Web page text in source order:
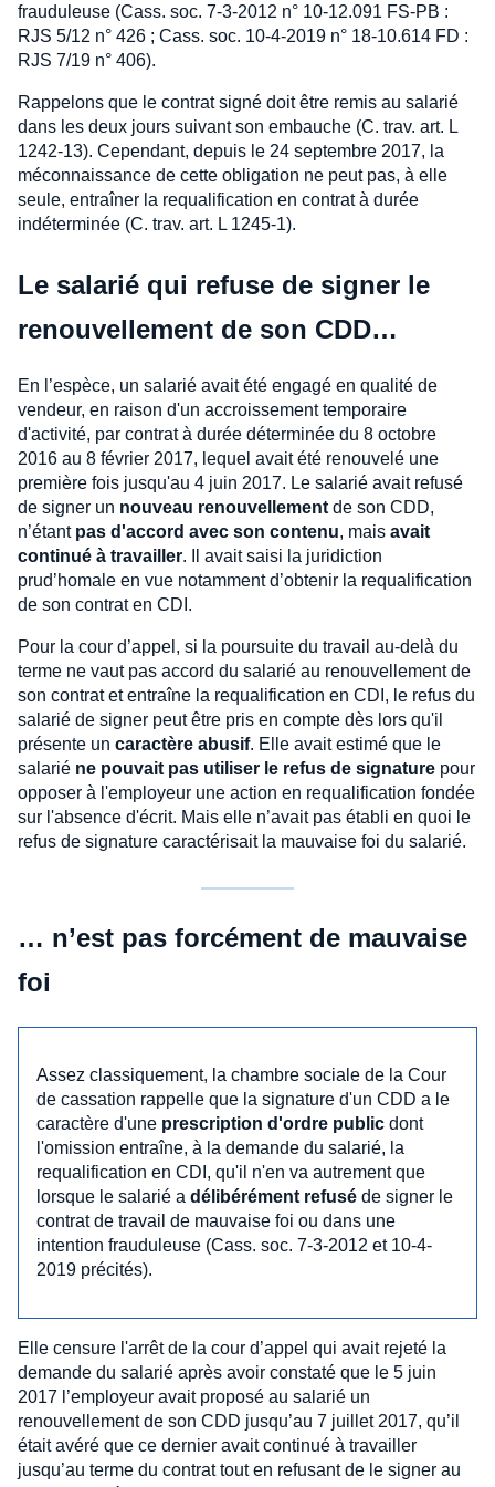
frauduleuse (Cass. soc. 7-3-2012 n° 10-12.091 FS-PB :
RJS 5/12 n° 426 ; Cass. soc. 10-4-2019 n° 18-10.614 FD :
RJS 7/19 n° 406).
Rappelons que le contrat signé doit être remis au salarié
dans les deux jours suivant son embauche (C. trav. art. L
1242-13). Cependant, depuis le 24 septembre 2017, la
méconnaissance de cette obligation ne peut pas, à elle
seule, entraîner la requalification en contrat à durée
indéterminée (C. trav. art. L 1245-1).
Le salarié qui refuse de signer le
renouvellement de son CDD…
En l’espèce, un salarié avait été engagé en qualité de
vendeur, en raison d'un accroissement temporaire
d'activité, par contrat à durée déterminée du 8 octobre
2016 au 8 février 2017, lequel avait été renouvelé une
première fois jusqu'au 4 juin 2017. Le salarié avait refusé
de signer un nouveau renouvellement de son CDD,
n’étant pas d'accord avec son contenu, mais avait
continué à travailler. Il avait saisi la juridiction
prud’homale en vue notamment d’obtenir la requalification
de son contrat en CDI.
Pour la cour d’appel, si la poursuite du travail au-delà du
terme ne vaut pas accord du salarié au renouvellement de
son contrat et entraîne la requalification en CDI, le refus du
salarié de signer peut être pris en compte dès lors qu'il
présente un caractère abusif. Elle avait estimé que le
salarié ne pouvait pas utiliser le refus de signature pour
opposer à l'employeur une action en requalification fondée
sur l'absence d'écrit. Mais elle n’avait pas établi en quoi le
refus de signature caractérisait la mauvaise foi du salarié.
… n’est pas forcément de mauvaise
foi
Assez classiquement, la chambre sociale de la Cour
de cassation rappelle que la signature d'un CDD a le
caractère d'une prescription d'ordre public dont
l'omission entraîne, à la demande du salarié, la
requalification en CDI, qu'il n'en va autrement que
lorsque le salarié a délibérément refusé de signer le
contrat de travail de mauvaise foi ou dans une
intention frauduleuse (Cass. soc. 7-3-2012 et 10-4-
2019 précités).
Elle censure l'arrêt de la cour d’appel qui avait rejeté la
demande du salarié après avoir constaté que le 5 juin
2017 l’employeur avait proposé au salarié un
renouvellement de son CDD jusqu’au 7 juillet 2017, qu’il
était avéré que ce dernier avait continué à travailler
jusqu’au terme du contrat tout en refusant de le signer au